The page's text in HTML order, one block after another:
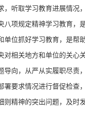
听取学习教育进展情况
项规定精神学习教育，
位抓好学习教育，是帮
相关地方和单位的关心关
向，从严从实履职尽责
要求情况进行督促检查
精神的突出问题，及时